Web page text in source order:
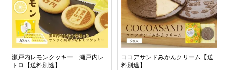
瀬戸内レモンクッキー 瀬戸内レ
トロ【送料別途】
ココアサンドみかんクリーム【送
料別途】